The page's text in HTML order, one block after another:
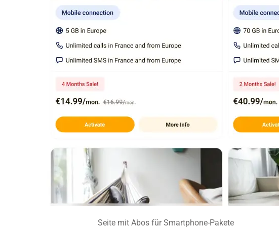
Seite mit Abos für Smartphone-Pakete